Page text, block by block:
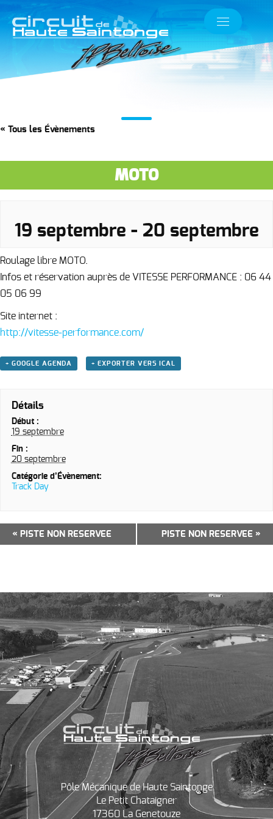
« Tous les Évènements
MOTO
19 septembre - 20 septembre
Roulage libre MOTO.
Infos et réservation auprès de VITESSE PERFORMANCE : 06 44
05 06 99
Site internet :
http://vitesse-performance.com/
+ GOOGLE AGENDA + EXPORTER VERS ICAL
Détails
Début :
19 septembre
Fin :
20 septembre
Catégorie d’Évènement:
Track Day
Navigation
Évènement
« PISTE NON RESERVEE PISTE NON RESERVEE »
Pôle Mécanique de Haute Saintonge
Le Petit Chataigner
17360 La Genetouze